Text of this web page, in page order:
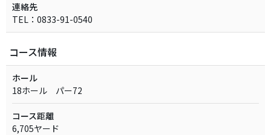
連絡先
TEL：0833-91-0540
コース情報
ホール
18ホール パー72
コース距離
6,705ヤード